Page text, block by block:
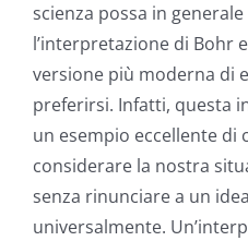
scienza possa in
l’interpretazione di Bohr
versione più moderna di
preferirsi. Infatti, questa
un esempio eccellente di
considerare la nostra
senza rinunciare a un
universalmente.